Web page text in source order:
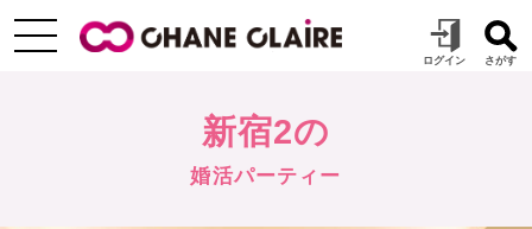
新宿2の
婚活パーティー